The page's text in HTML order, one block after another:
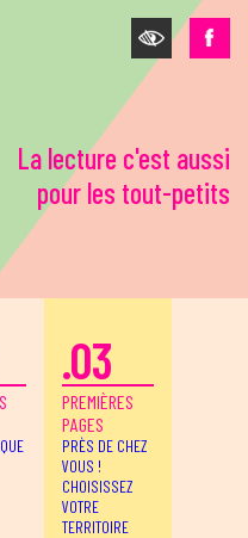
La lecture c'est aussi
pour les tout-petits
.03
PREMIÈRES
PAGES
PRÈS DE CHEZ
VOUS !
CHOISISSEZ
VOTRE
TERRITOIRE